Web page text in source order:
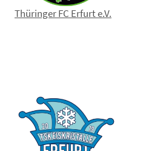
Thüringer FC Erfurt e.V.